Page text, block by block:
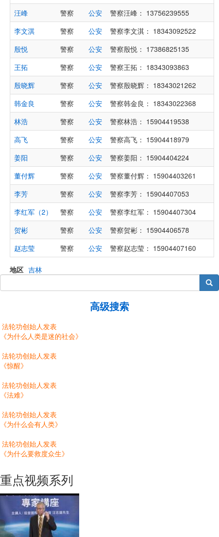
汪峰
警察 公安
警察汪峰： 13756239555
李文淇
警察 公安
警察李文淇： 18343092522
殷悦
警察 公安
警察殷悦： 17386825135
王拓
警察 公安
警察王拓： 18343093863
殷晓辉
警察 公安
警察殷晓辉： 18343021262
韩金良
警察 公安
警察韩金良： 18343022368
林浩
警察 公安
警察林浩： 15904419538
高飞
警察 公安
警察高飞： 15904418979
姜阳
警察 公安
警察姜阳： 15904404224
董付辉
警察 公安
警察董付辉： 15904403261
李芳
警察 公安
警察李芳： 15904407053
李红军（2）
警察 公安
警察李红军： 15904407304
贺彬
警察 公安
警察贺彬： 15904406578
赵志莹
警察 公安 警察赵志莹： 15904407160
地区 吉林
搜索
高级搜索
法轮功创始人发表
《为什么人类是迷的社会》
法轮功创始人发表
《惊醒》
法轮功创始人发表
《法难》
法轮功创始人发表
《为什么会有人类》
法轮功创始人发表
《为什么要救度众生》
重点视频系列